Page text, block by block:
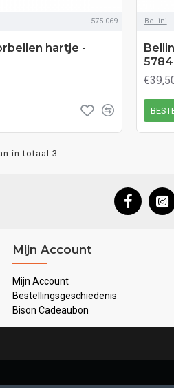
575.069
hartje -
Bellini
in totaal 3
Mijn Account
Mijn Account
Bestellingsgeschiedenis
Bison Cadeaubon